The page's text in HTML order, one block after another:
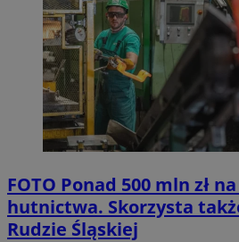
FOTO Ponad 500 mln zł
hutnictwa. Skorzysta
Rudzie Śląskiej